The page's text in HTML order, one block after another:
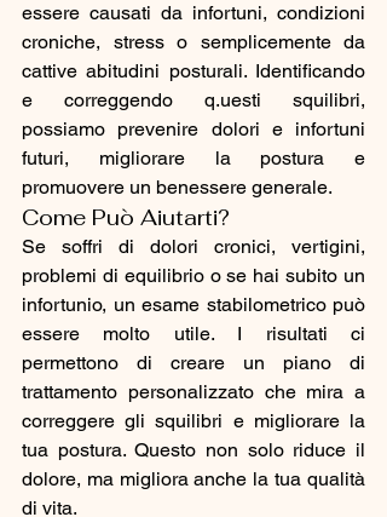
essere causati da infortuni, condizioni
croniche, stress o semplicemente da
cattive abitudini posturali. Identificando
e correggendo q.uesti squilibri,
possiamo prevenire dolori e infortuni
futuri, migliorare la postura e
promuovere un benessere generale.
Come Può Aiutarti?
Se soffri di dolori cronici, vertigini,
problemi di equilibrio o se hai subito un
infortunio, un esame stabilometrico può
essere molto utile. I risultati ci
permettono di creare un piano di
trattamento personalizzato che mira a
correggere gli squilibri e migliorare la
tua postura. Questo non solo riduce il
dolore, ma migliora anche la tua qualità
di vita.